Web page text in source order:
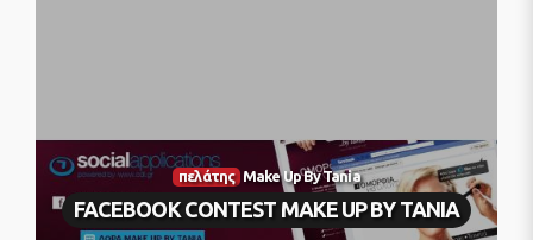
πελάτης Make Up By Tania
FACEBOOK CONTEST MAKE UP BY TANIA